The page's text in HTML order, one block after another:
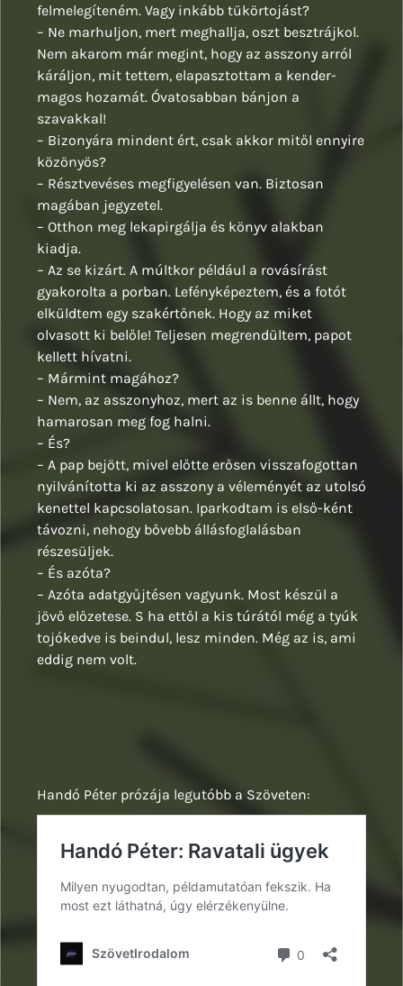
felmelegíteném. Vagy inkább tükörtojást?
– Ne marhuljon, mert meghallja, oszt besztrájkol.
Nem akarom már megint, hogy az asszony arról
káráljon, mit tettem, elapasztottam a kender-
magos hozamát. Óvatosabban bánjon a
szavakkal!
– Bizonyára mindent ért, csak akkor mitől ennyire
közönyös?
– Résztvevéses megfigyelésen van. Biztosan
magában jegyzetel.
– Otthon meg lekapirgálja és könyv alakban
kiadja.
– Az se kizárt. A múltkor például a rovásírást
gyakorolta a porban. Lefényképeztem, és a fotót
elküldtem egy szakértőnek. Hogy az miket
olvasott ki belőle! Teljesen megrendültem, papot
kellett hívatni.
– Mármint magához?
– Nem, az asszonyhoz, mert az is benne állt, hogy
hamarosan meg fog halni.
– És?
– A pap bejött, mivel előtte erősen visszafogottan
nyilvánította ki az asszony a véleményét az utolsó
kenettel kapcsolatosan. Iparkodtam is első-ként
távozni, nehogy bővebb állásfoglalásban
részesüljek.
– És azóta?
– Azóta adatgyűjtésen vagyunk. Most készül a
jövő előzetese. S ha ettől a kis túrától még a tyúk
tojókedve is beindul, lesz minden. Még az is, ami
eddig nem volt.
Handó Péter prózája legutóbb a Szöveten: